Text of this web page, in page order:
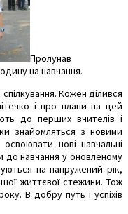
Пролунав
на навчання.
Кожен ділився
і про плани на цей
до перших вчителів і
знайомляться з новими
нові навчальні
до навчання у оновленому
на напружений рік,
життєвої стежини. Тож
В добру путь і успіхів